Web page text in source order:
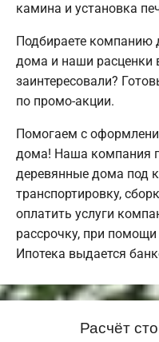
камина и установка
Подбираете компанию
дома и наши расценки
заинтересовали?
по промо-акции.
Помогаем с
дома! Наша компания
деревянные дома под
транспортировку,
оплатить услуги
рассрочку, при
Ипотека выдается
Расчёт